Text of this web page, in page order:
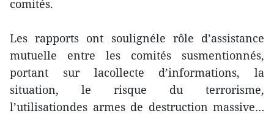
comités.
Les rapports ont soulignéle rôle d’assistance
mutuelle entre les comités susmentionnés,
portant sur lacollecte d’informations, la
situation, le risque du terrorisme,
l’utilisationdes armes de destruction massive…